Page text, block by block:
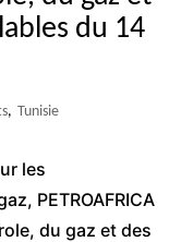
du 14
, Tunisie
les
PETROAFRICA
du gaz et des